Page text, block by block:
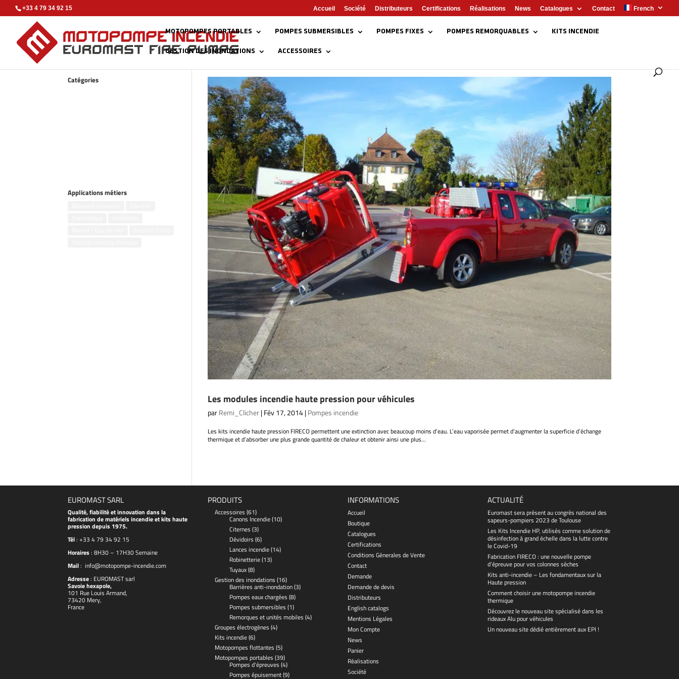
+33 4 79 34 92 15 Accueil Société Distributeurs Certifications Réalisations News Catalogues Contact French
MOTOPOMPES PORTABLES POMPES SUBMERSIBLES POMPES FIXES POMPES REMORQUABLES KITS INCENDIE
GESTION DES INONDATIONS ACCESSOIRES
Les modules incendie haute pression pour véhicules
parRemi_Clicher|Fév 17, 2014|Pompes incendie
Les kits incendie haute pression FIRECO permettent une extinction avec beaucoup moins d’eau. L’eau vaporisée permet d’augmenter la superficie d’échange
thermique et d’absorber une plus grande quantité de chaleur et obtenir ainsi une plus...
Catégories
Applications métiers
EUROMAST SARL
Qualité, fiabilité et innovation dans la
fabrication de matériels incendie et kits haute
pression depuis 1975.
Tél:+33 4 79 34 92 15
Horaires: 8H30 – 17H30 Semaine
Mail:info@motopompe-incendie.com
Adresse: EUROMASTsarl
Savoie hexapole,
101 Rue Louis Armand,
73420 Mery,
France
PRODUITS
Accessoires (61)
Canons Incendie(10)
Citernes (3)
Dévidoirs (6)
Lances incendie(14)
Robinetterie(13)
Tuyaux(8)
Gestion des inondations (16)
Barrières anti-inondation(3)
Pompes eaux chargées (8)
Pompes submersibles (1)
Remorques et unités mobiles (4)
Groupes électrogènes (4)
Kits incendie(6)
Motopompes flottantes (5)
Motopompes portables (39)
Pompes d'épreuves (4)
Pompes épuisement(9)
INFORMATIONS
Accueil
Boutique
Catalogues
Certifications
Conditions Génerales de Vente
Contact
Demande
Demande de devis
Distributeurs
English catalogs
Mentions Légales
Mon Compte
News
Panier
Réalisations
Société
ACTUALITÉ
Euromast sera présent au congrès national des
sapeurs-pompiers 2023 de Toulouse
Les Kits Incendie HP, utilisés comme solution de
désinfection à grand échelle dans la lutte contre
le Covid-19
Fabrication FIRECO : une nouvelle pompe
d’épreuve pour vos colonnes sèches
Kits anti-incendie – Les fondamentaux sur la
Haute pression
Comment choisir une motopompe incendie
thermique
Découvrez le nouveau site spécialisé dans les
rideaux Alu pour véhicules
Un nouveau site dédié entièrement aux EPI !